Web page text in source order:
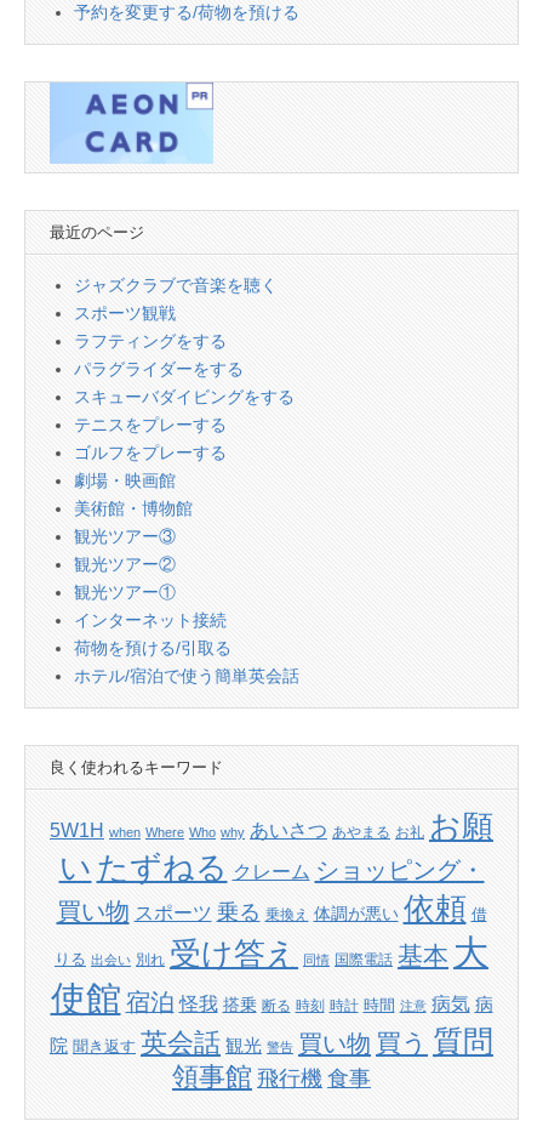
予約を変更する/荷物を預ける
最近のページ
ジャズクラブで音楽を聴く
スポーツ観戦
ラフティングをする
パラグライダーをする
スキューバダイビングをする
テニスをプレーする
ゴルフをプレーする
劇場・映画館
美術館・博物館
観光ツアー③
観光ツアー②
観光ツアー①
インターネット接続
荷物を預ける/引取る
ホテル/宿泊で使う簡単英会話
良く使われるキーワード
5W1H when Where Who why あいさつ あやまる お礼 お願
い たずねる クレーム ショッピング・
買い物 スポーツ 乗る 乗換え 体調が悪い 依頼 借
りる 出会い 別れ 受け答え 同情 国際電話 基本 大
使館 宿泊 怪我 搭乗 断る 時刻 時計 時間 注意 病気 病
院 聞き返す 英会話 観光 警告 買い物 買う 質問
領事館 飛行機 食事